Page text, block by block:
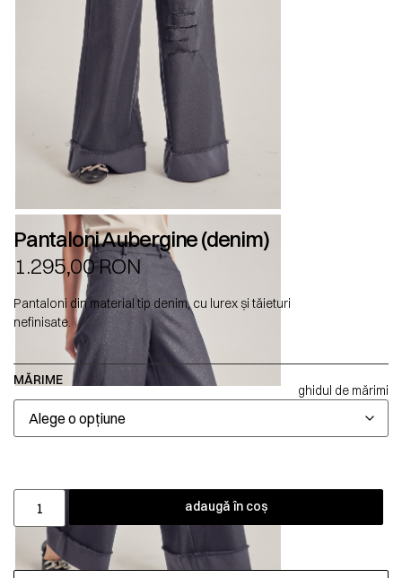
Pantaloni Aubergine (denim)
1.295,00RON
Pantaloni din material tip denim, cu lurex și tăieturi
nefinisate.
MĂRIME
ghidul de mărimi
adaugă în coș